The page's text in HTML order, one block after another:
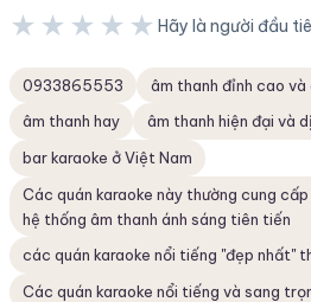
★★★★★ Hãy là người đầu
0933865553
âm thanh đỉnh cao
âm thanh hay
âm thanh hiện đại và
bar karaoke ở Việt Nam
Các quán karaoke này thường cung
hệ thống âm thanh ánh sáng tiên tiến
các quán karaoke nổi tiếng "đẹp nhất"
Các quán karaoke nổi tiếng và sang